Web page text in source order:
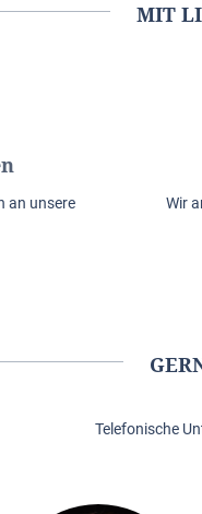
MIT
an unsere
Wir
Telefonische